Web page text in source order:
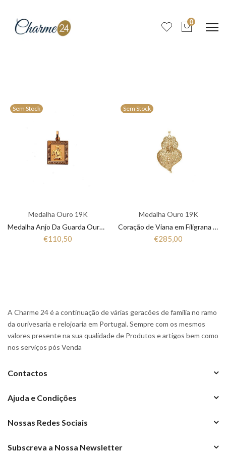
0
Sem Stock
Medalha Ouro 19K
Medalha Anjo Da Guarda Ouro 19.25Kt MD2936
€110,50
Sem Stock
Medalha Ouro 19K
Coração de Viana em Filigrana em Ouro 19.25 K
€285,00
A Charme 24 é a continuação de várias geracões de familia no ramo
da ourivesaria e relojoaria em Portugal. Sempre com os mesmos
valores presente na sua qualidade de Produtos e artigos bem como
nos serviços pós Venda
Contactos
Ajuda e Condições
Nossas Redes Sociais
Subscreva a Nossa Newsletter